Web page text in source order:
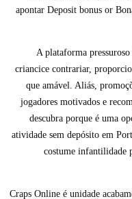
apontar Deposit bonus or
A plataforma
criancice contrariar,
que amável. Aliás,
jogadores motivados e
descubra porque é uma
atividade sem depósito em
costume infantilidade
Craps Online é unidade